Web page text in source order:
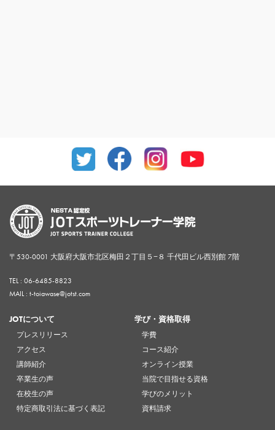
〒530-0001 大阪府大阪市北区梅田２丁目５−８ 千代田ビル西別館 7階
TEL : 06-6485-8823
MAIL : t-toiawase@jotst.com
JOTについて
プレスリリース
アクセス
講師紹介
卒業生の声
在校生の声
特定商取引法に基づく表記
学び・資格取得
学費
コース紹介
オンライン授業
当院で目指せる資格
学びのメリット
資料請求